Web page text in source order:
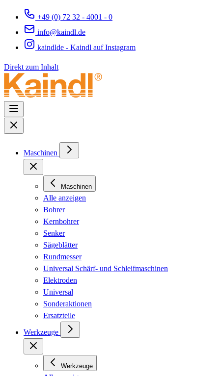
+49 (0) 72 32 - 4001 - 0
info@kaindl.de
kaindlde - Kaindl auf Instagram
Direkt zum Inhalt
Maschinen
Maschinen
Alle anzeigen
Bohrer
Kernbohrer
Senker
Sägeblätter
Rundmesser
Universal Schärf- und Schleifmaschinen
Elektroden
Universal
Sonderaktionen
Ersatzteile
Werkzeuge
Werkzeuge